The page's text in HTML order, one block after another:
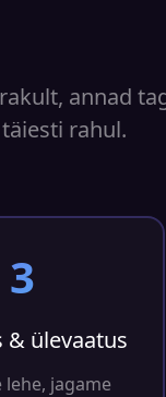
annad
rahul.
3
& ülevaatus
lehe, jagame